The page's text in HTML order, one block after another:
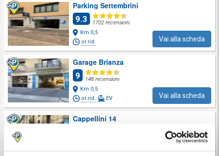
Parking Settembrini
9.3
1702 recensioni
Km 0,5
or.rid.
Vai alla scheda
Garage Brianza
9
148 recensioni
Km 0,5
or.rid.
EV Vai alla scheda
Cappellini 14